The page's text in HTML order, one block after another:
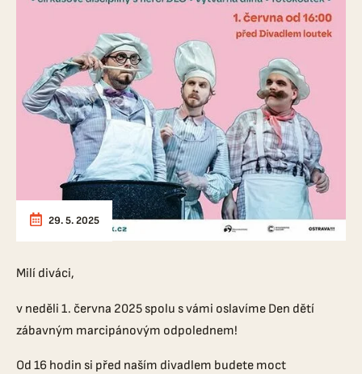
29. 5. 2025
Milí diváci,
v neděli 1. června 2025 spolu s vámi oslavíme Den dětí
zábavným marcipánovým odpolednem!
Od 16 hodin si před naším divadlem budete moct